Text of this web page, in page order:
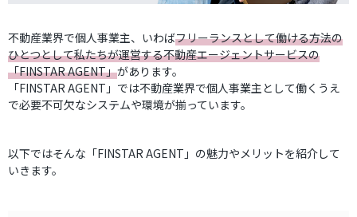
不動産業界で個人事業主、いわばフリーランスとして働ける方法の
ひとつとして私たちが運営する不動産エージェントサービスの
「FINSTAR AGENT」があります。
「FINSTAR AGENT」では不動産業界で個人事業主として働くうえ
で必要不可欠なシステムや環境が揃っています。
以下ではそんな「FINSTAR AGENT」の魅力やメリットを紹介して
いきます。